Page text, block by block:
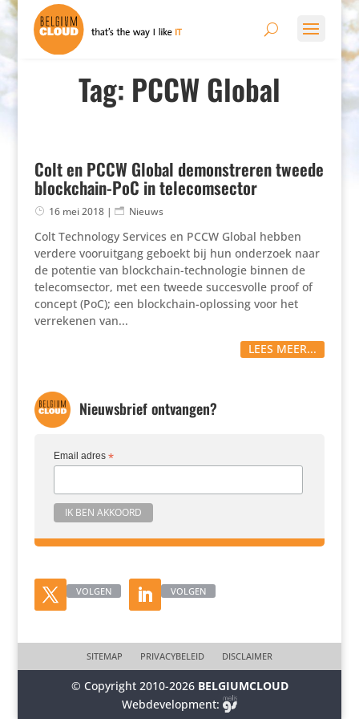
Tag: PCCW Global
Colt en PCCW Global demonstreren tweede
blockchain-PoC in telecomsector
16 mei 2018| Nieuws
Colt Technology Services en PCCW Global hebben
verdere vooruitgang geboekt bij hun onderzoek naar
de potentie van blockchain-technologie binnen de
telecomsector, met een tweede succesvolle proof of
concept (PoC); een blockchain-oplossing voor het
verrekenen van...
LEES MEER...
Nieuwsbrief ontvangen?
Email adres *
VOLGEN VOLGEN
SITEMAP PRIVACYBELEID DISCLAIMER
© Copyright 2010-2026 BELGIUMCLOUD
Webdevelopment: